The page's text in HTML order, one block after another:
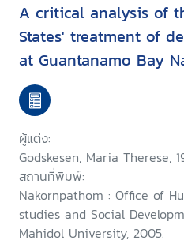
A critical analysis of
States' treatment of
at Guantanamo Bay
in the context of
law
ผู้แต่ง:
Godskesen, Maria Therese,
สถานที่พิมพ์:
Nakornpathom : Office of
studies and Social
Mahidol University, 2005.